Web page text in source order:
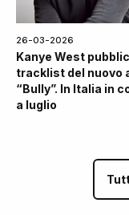
26-03-2026
Kanye West
tracklist del nuovo
“Bully”. In Italia in
a luglio